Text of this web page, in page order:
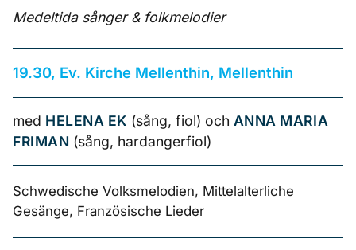
Medeltida sånger & folkmelodier
19.30, Ev. Kirche Mellenthin, Mellenthin
med HELENA EK (sång, fiol) och ANNA MARIA
FRIMAN (sång, hardangerfiol)
Schwedische Volksmelodien, Mittelalterliche
Gesänge, Französische Lieder